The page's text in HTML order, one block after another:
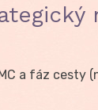
a fáz cesty